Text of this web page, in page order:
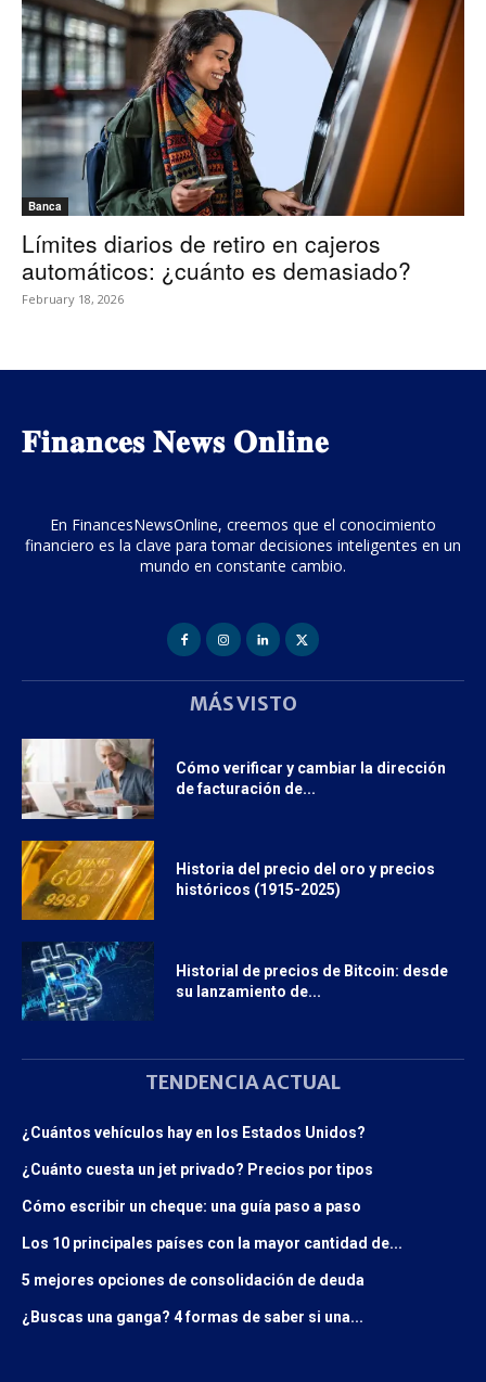
Banca
Límites diarios de retiro en cajeros
automáticos: ¿cuánto es demasiado?
February 18, 2026
𝐅𝐢𝐧𝐚𝐧𝐜𝐞𝐬 𝐍𝐞𝐰𝐬 𝐎𝐧𝐥𝐢𝐧𝐞
En FinancesNewsOnline, creemos que el conocimiento
financiero es la clave para tomar decisiones inteligentes en un
mundo en constante cambio.
MÁS VISTO
Cómo verificar y cambiar la dirección
de facturación de...
Historia del precio del oro y precios
históricos (1915-2025)
Historial de precios de Bitcoin: desde
su lanzamiento de...
TENDENCIA ACTUAL
¿Cuántos vehículos hay en los Estados Unidos?
¿Cuánto cuesta un jet privado? Precios por tipos
Cómo escribir un cheque: una guía paso a paso
Los 10 principales países con la mayor cantidad de...
5 mejores opciones de consolidación de deuda
¿Buscas una ganga? 4 formas de saber si una...